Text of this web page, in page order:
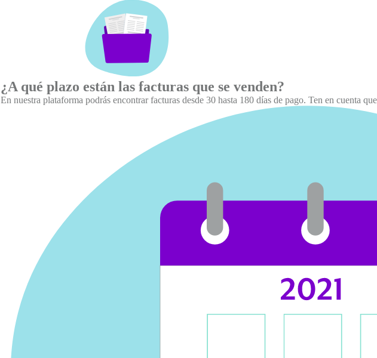
¿A qué plazo están las facturas que se venden?
En nuestra plataforma podrás encontrar facturas desde 30 hasta 180 días de pago. Ten en cuenta